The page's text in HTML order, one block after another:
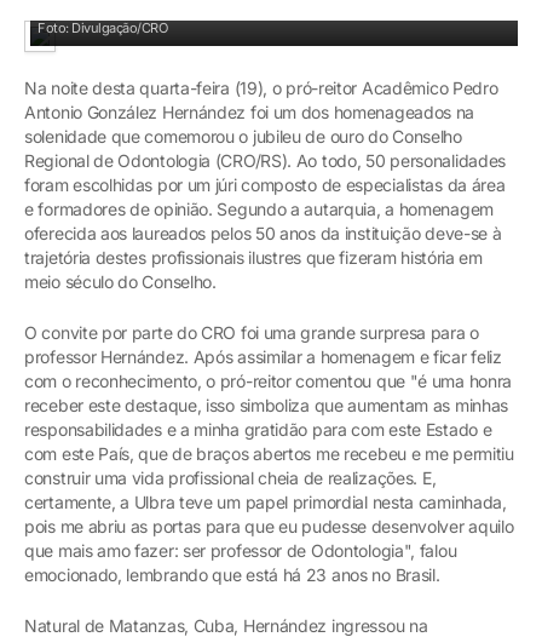
Foto: Divulgação/CRO
Na noite desta quarta-feira (19), o pró-reitor Acadêmico Pedro
Antonio González Hernández foi um dos homenageados na
solenidade que comemorou o jubileu de ouro do Conselho
Regional de Odontologia (CRO/RS). Ao todo, 50 personalidades
foram escolhidas por um júri composto de especialistas da área
e formadores de opinião. Segundo a autarquia, a homenagem
oferecida aos laureados pelos 50 anos da instituição deve-se à
trajetória destes profissionais ilustres que fizeram história em
meio século do Conselho.
O convite por parte do CRO foi uma grande surpresa para o
professor Hernández. Após assimilar a homenagem e ficar feliz
com o reconhecimento, o pró-reitor comentou que "é uma honra
receber este destaque, isso simboliza que aumentam as minhas
responsabilidades e a minha gratidão para com este Estado e
com este País, que de braços abertos me recebeu e me permitiu
construir uma vida profissional cheia de realizações. E,
certamente, a Ulbra teve um papel primordial nesta caminhada,
pois me abriu as portas para que eu pudesse desenvolver aquilo
que mais amo fazer: ser professor de Odontologia", falou
emocionado, lembrando que está há 23 anos no Brasil.
Natural de Matanzas, Cuba, Hernández ingressou na